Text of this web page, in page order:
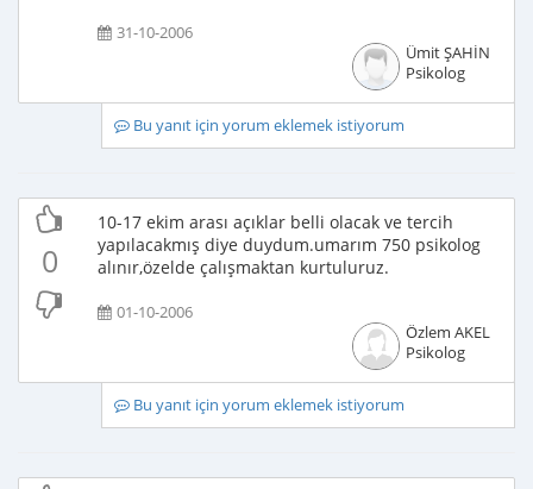
31-10-2006
Ümit ŞAHİN
Psikolog
Bu yanıt için yorum eklemek istiyorum
0
10-17 ekim arası açıklar belli olacak ve tercih
yapılacakmış diye duydum.umarım 750 psikolog
alınır,özelde çalışmaktan kurtuluruz.
01-10-2006
Özlem AKEL
Psikolog
Bu yanıt için yorum eklemek istiyorum